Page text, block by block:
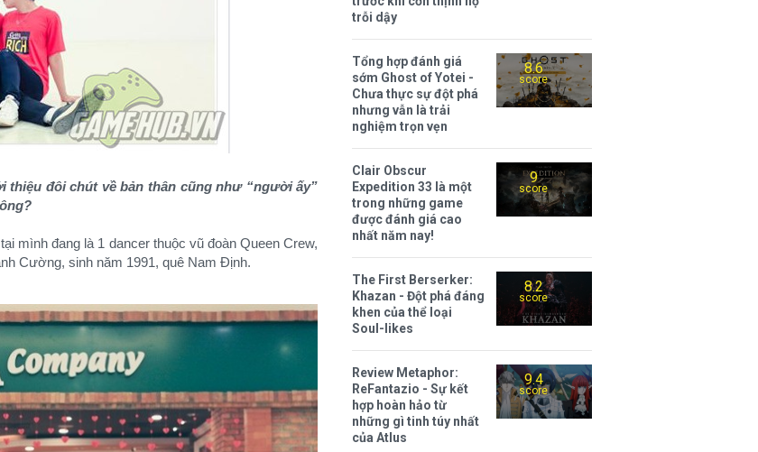
thiệu đôi chút về bản thân cũng như “người ấy”
mình đang là 1 dancer thuộc vũ đoàn Queen Crew,
Cường, sinh năm 1991, quê Nam Định.
trỗi dậy
8.6
score
Tổng hợp đánh giá
sớm Ghost of Yotei -
Chưa thực sự đột phá
nhưng vẫn là trải
nghiệm trọn vẹn
9
score
Clair Obscur
Expedition 33 là một
trong những game
được đánh giá cao
nhất năm nay!
8.2
score
The First Berserker:
Khazan - Đột phá đáng
khen của thể loại
Soul-likes
9.4
score
Review Metaphor:
ReFantazio - Sự kết
hợp hoàn hảo từ
những gì tinh túy nhất
của Atlus